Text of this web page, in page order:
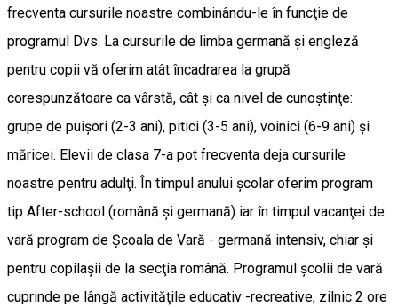
frecventa cursurile noastre combinându-le în funcţie de
programul Dvs. La cursurile de limba germană şi engleză
pentru copii vă oferim atât încadrarea la grupă
corespunzătoare ca vârstă, cât şi ca nivel de cunoştinţe:
grupe de puişori (2-3 ani), pitici (3-5 ani), voinici (6-9 ani) şi
măricei. Elevii de clasa 7-a pot frecventa deja cursurile
noastre pentru adulţi. În timpul anului şcolar oferim program
tip After-school (română şi germană) iar în timpul vacanţei de
vară program de Şcoala de Vară - germană intensiv, chiar şi
pentru copilaşii de la secţia română. Programul şcolii de vară
cuprinde pe lângă activităţile educativ -recreative, zilnic 2 ore